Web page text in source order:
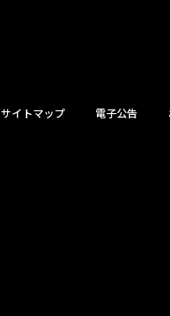
サイトマップ 電子公告